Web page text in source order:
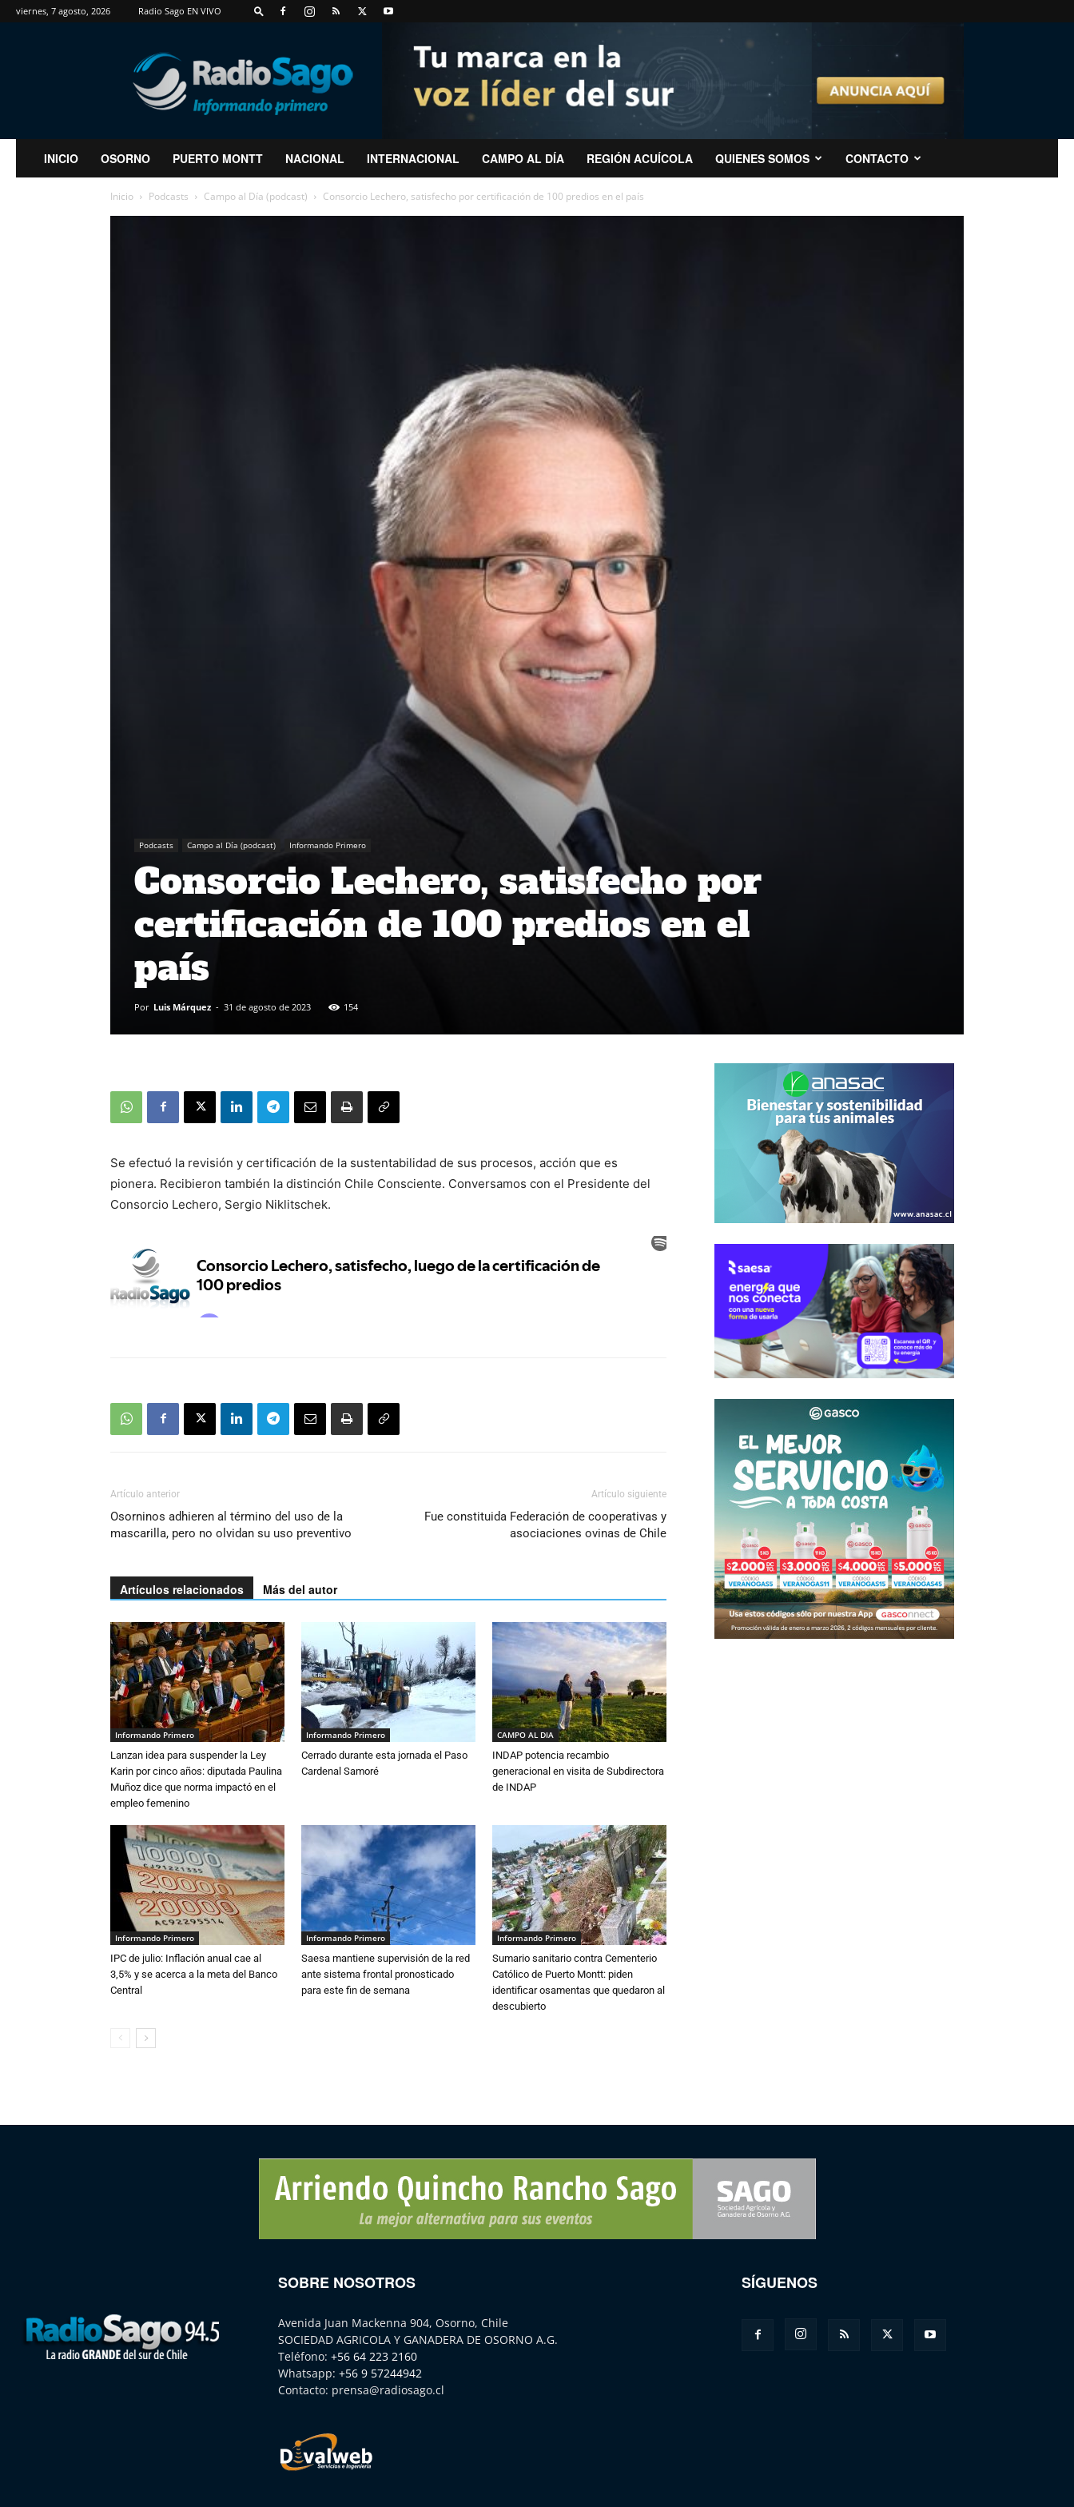
viernes, 7 agosto, 2026 Radio Sago EN VIVO
RadioSago
INICIO OSORNO PUERTO MONTT NACIONAL INTERNACIONAL CAMPO AL DÍA REGIÓN ACUÍCOLA QUIENES SOMOS CONTACTO
Inicio Podcasts Campo al Día (podcast) Consorcio Lechero, satisfecho por certificación de 100 predios en el país
Podcasts Campo al Día (podcast) Informando Primero
Consorcio Lechero, satisfecho por
certificación de 100 predios en el
país
Por Luis Márquez - 31 de agosto de 2023 154
Se efectuó la revisión y certificación de la sustentabilidad de sus procesos, acción que es
pionera. Recibieron también la distinción Chile Consciente. Conversamos con el Presidente del
Consorcio Lechero, Sergio Niklitschek.
Artículo anterior
Osorninos adhieren al término del uso de la
mascarilla, pero no olvidan su uso preventivo
Artículo siguiente
Fue constituida Federación de cooperativas y
asociaciones ovinas de Chile
Artículos relacionados Más del autor
Informando Primero
Lanzan idea para suspender la Ley
Karin por cinco años: diputada Paulina
Muñoz dice que norma impactó en el
empleo femenino
Informando Primero
Cerrado durante esta jornada el Paso
Cardenal Samoré
CAMPO AL DIA
INDAP potencia recambio
generacional en visita de Subdirectora
de INDAP
Informando Primero
IPC de julio: Inflación anual cae al
3,5% y se acerca a la meta del Banco
Central
Informando Primero
Saesa mantiene supervisión de la red
ante sistema frontal pronosticado
para este fin de semana
Informando Primero
Sumario sanitario contra Cementerio
Católico de Puerto Montt: piden
identificar osamentas que quedaron al
descubierto
SOBRE NOSOTROS
Avenida Juan Mackenna 904, Osorno, Chile
SOCIEDAD AGRICOLA Y GANADERA DE OSORNO A.G.
Teléfono: +56 64 223 2160
Whatsapp: +56 9 57244942
Contacto: prensa@radiosago.cl
SÍGUENOS